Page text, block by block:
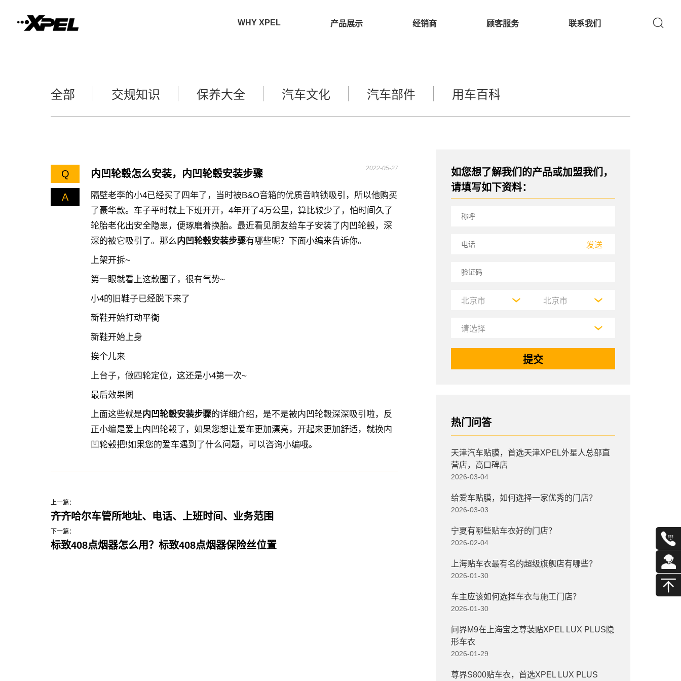
WHY XPEL 产品展示 经销商 顾客服务 联系我们
全部 交规知识 保养大全 汽车文化 汽车部件 用车百科
Q 内凹轮毂怎么安装，内凹轮毂安装步骤 2022-05-27
A
隔壁老李的小4已经买了四年了，当时被B&O音箱的优质音响锁吸引，所以他购买
了豪华款。车子平时就上下班开开，4年开了4万公里，算比较少了，怕时间久了
轮胎老化出安全隐患，便琢磨着换胎。最近看见朋友给车子安装了内凹轮毂，深
深的被它吸引了。那么内凹轮毂安装步骤有哪些呢？下面小编来告诉你。
上架开拆~
第一眼就看上这款圈了，很有气势~
小4的旧鞋子已经脱下来了
新鞋开始打动平衡
新鞋开始上身
挨个儿来
上台子，做四轮定位，这还是小4第一次~
最后效果图
上面这些就是内凹轮毂安装步骤的详细介绍，是不是被内凹轮毂深深吸引啦，反
正小编是爱上内凹轮毂了，如果您想让爱车更加漂亮，开起来更加舒适，就换内
凹轮毂把!如果您的爱车遇到了什么问题，可以咨询小编哦。
上一篇：
齐齐哈尔车管所地址、电话、上班时间、业务范围
下一篇：
标致408点烟器怎么用？标致408点烟器保险丝位置
如您想了解我们的产品或加盟我们，
请填写如下资料：
发送
热门问答
天津汽车贴膜，首选天津XPEL外星人总部直
营店，高口碑店
2026-03-04
给爱车贴膜，如何选择一家优秀的门店？
2026-03-03
宁夏有哪些贴车衣好的门店？
2026-02-04
上海贴车衣最有名的超级旗舰店有哪些？
2026-01-30
车主应该如何选择车衣与施工门店？
2026-01-30
问界M9在上海宝之尊装贴XPEL LUX PLUS隐
形车衣
2026-01-29
尊界S800贴车衣，首选XPEL LUX PLUS